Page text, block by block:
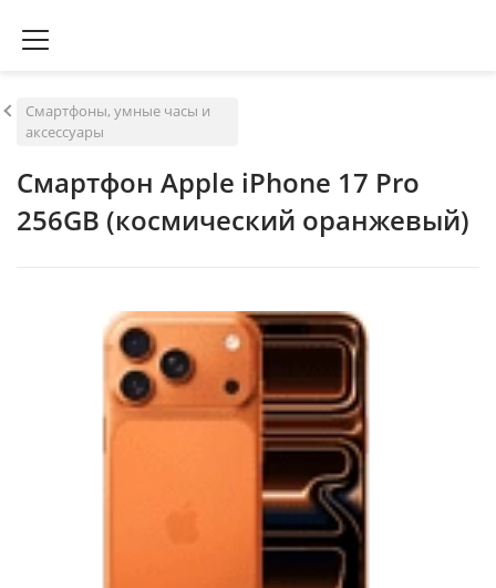
Смартфоны, умные часы и
аксессуары
Смартфон Apple iPhone 17 Pro
256GB (космический оранжевый)